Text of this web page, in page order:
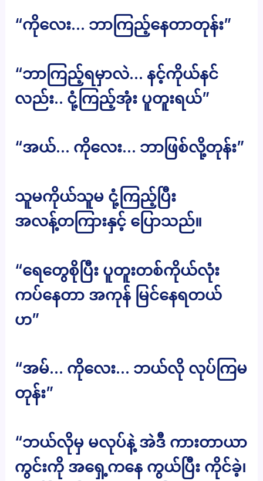
“ကိုလေး… ဘာကြည့်နေတာတုန်း”
“ဘာကြည့်ရမှာလဲ… နင့်ကိုယ်နင်
လည်း.. ငုံ့ကြည့်အုံး ပူတူးရယ်”
“အယ်… ကိုလေး… ဘာဖြစ်လို့တုန်း”
သူမကိုယ်သူမ ငုံ့ကြည့်ပြီး
အလန့်တကြားနှင့် ပြောသည်။
“ရေတွေစိုပြီး ပူတူးတစ်ကိုယ်လုံး
ကပ်နေတာ အကုန် မြင်နေရတယ်
ဟ”
“အမ်… ကိုလေး… ဘယ်လို လုပ်ကြမ
တုန်း”
“ဘယ်လိုမှ မလုပ်နဲ့ အဲဒီ ကားတာယာ
ကွင်းကို အရှေ့ကနေ ကွယ်ပြီး ကိုင်ခဲ့၊